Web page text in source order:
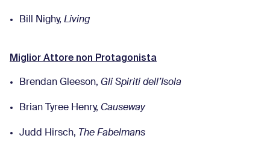
Bill Nighy, Living
Miglior Attore non Protagonista
Brendan Gleeson, Gli Spiriti dell’Isola
Brian Tyree Henry, Causeway
Judd Hirsch, The Fabelmans